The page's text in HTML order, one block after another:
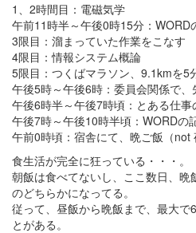
1、2時間目：電磁気学
午前11時半～午後0時15分：WORD
3限目：溜まっていた作業をこなす
4限目：情報システム概論
5限目：つくばマラソン、9.1kmを5
午後5時～午後6時：委員会関係で、
午後6時半～午後7時頃：とある仕事
午後7時～午後10時半頃：WORDの
午前0時頃：宿舎にて、晩ご飯（not
食生活が完全に狂っている・・・。
朝飯は食べてないし、ここ数日、
のどちらかになってる。
従って、昼飯から晩飯まで、最大で
とがある。